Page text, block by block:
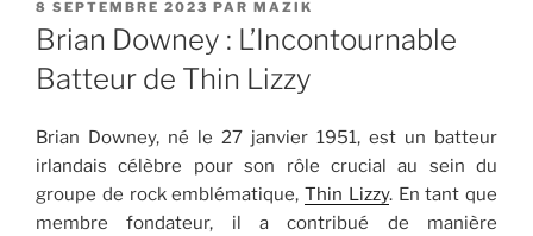
PUBLIÉ
LE
8 SEPTEMBRE 2023 PAR MAZIK
Brian Downey : L’Incontournable
Batteur de Thin Lizzy
Brian Downey, né le 27 janvier 1951, est un batteur
irlandais célèbre pour son rôle crucial au sein du
groupe de rock emblématique, Thin Lizzy. En tant que
membre fondateur, il a contribué de manière